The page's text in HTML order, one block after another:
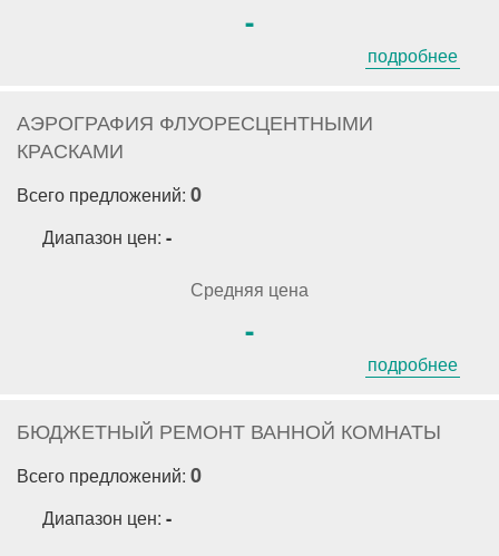
-
подробнее
АЭРОГРАФИЯ ФЛУОРЕСЦЕНТНЫМИ
КРАСКАМИ
Всего предложений: 0
Диапазон цен: -
Средняя цена
-
подробнее
БЮДЖЕТНЫЙ РЕМОНТ ВАННОЙ КОМНАТЫ
Всего предложений: 0
Диапазон цен: -